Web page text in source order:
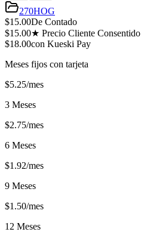
270HOG
$15.00De Contado
$15.00★ Precio Cliente Consentido
$18.00con Kueski Pay
Meses fijos con tarjeta
$5.25/mes
3 Meses
$2.75/mes
6 Meses
$1.92/mes
9 Meses
$1.50/mes
12 Meses